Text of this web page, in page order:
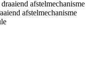
afstelmechanisme